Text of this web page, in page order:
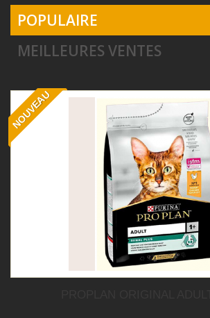
POPULAIRE
MEILLEURES VENTES
NOUVEAU